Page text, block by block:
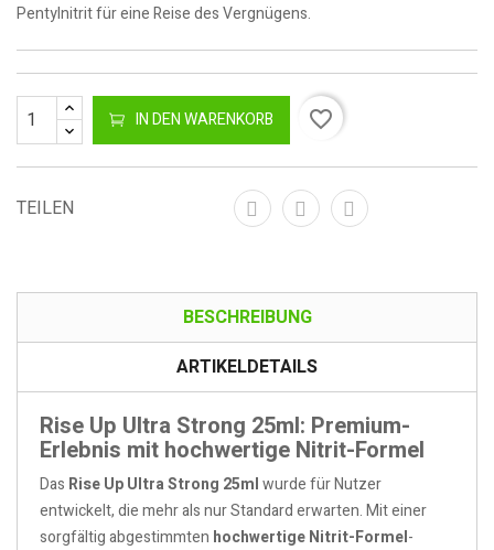
Pentylnitrit für eine Reise des Vergnügens.
IN DEN WARENKORB favorite_border
TEILEN
BESCHREIBUNG
ARTIKELDETAILS
Rise Up Ultra Strong 25ml: Premium-
Erlebnis mit hochwertige Nitrit-Formel
Das Rise Up Ultra Strong 25mlwurde für Nutzer
entwickelt, die mehr als nur Standard erwarten. Mit einer
sorgfältig abgestimmten hochwertige Nitrit-Formel-